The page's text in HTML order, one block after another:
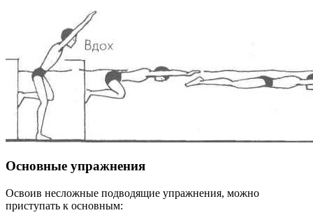
Основные упражнения
Освоив несложные подводящие упражнения, можно
приступать к основным: